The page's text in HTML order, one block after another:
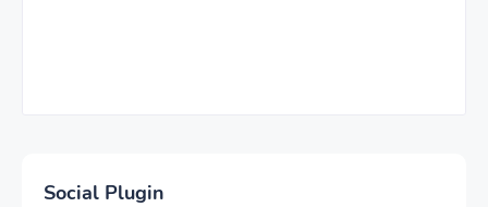
Social Plugin